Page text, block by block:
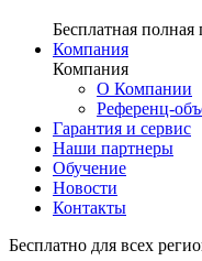
Бесплатная полная
Компания
Компания
О Компании
Референц-
Гарантия и сервис
Наши партнеры
Обучение
Новости
Контакты
Бесплатно для всех